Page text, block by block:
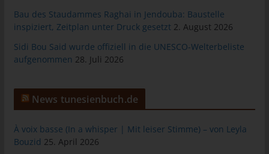
Bau des Staudammes Raghai in Jendouba: Baustelle
inspiziert, Zeitplan unter Druck gesetzt 2. August 2026
Sidi Bou Said wurde offiziell in die UNESCO-Welterbeliste
aufgenommen 28. Juli 2026
News tunesienbuch.de
À voix basse (In a whisper | Mit leiser Stimme) – von Leyla
Bouzid 25. April 2026
Artikel, die ein Kunde in den virtuellen Warenkorb gelegt hat,
über ein Cookie.
Die betroffene Person kann die Setzung von Cookies durch
unsere Internetseite jederzeit mittels einer entsprechenden
damit der Setzung von Cookies dauerhaft widersprechen.
Ferner können bereits gesetzte Cookies jederzeit über einen
werden. Dies ist in allen gängigen Internetbrowsern möglich.
Deaktiviert die betroffene Person die Setzung von Cookies in